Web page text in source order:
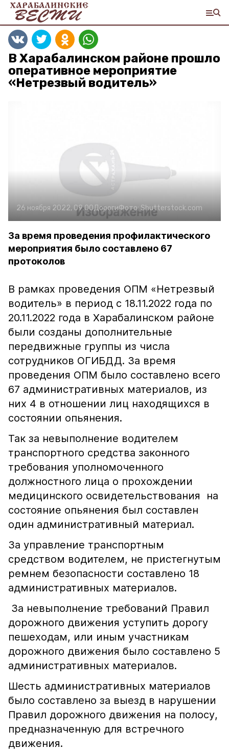
В Харабалинском районе прошло
оперативное мероприятие
«Нетрезвый водитель»
26 ноября 2022, 09:00ДорогиФото:Shutterstock.com
За время проведения профилактического
мероприятия было составлено 67
протоколов
В рамках проведения ОПМ «Нетрезвый
водитель» в период с 18.11.2022 года по
20.11.2022 года в Харабалинском районе
были созданы дополнительные
передвижные группы из числа
сотрудников ОГИБДД. За время
проведения ОПМ было составлено всего
67 административных материалов, из
них 4 в отношении лиц находящихся в
состоянии опьянения.
Так за невыполнение водителем
транспортного средства законного
требования уполномоченного
должностного лица о прохождении
медицинского освидетельствования на
состояние опьянения был составлен
один административный материал.
За управление транспортным
средством водителем, не пристегнутым
ремнем безопасности составлено 18
административных материалов.
За невыполнение требований Правил
дорожного движения уступить дорогу
пешеходам, или иным участникам
дорожного движения было составлено 5
административных материалов.
Шесть административных материалов
было составлено за выезд в нарушении
Правил дорожного движения на полосу,
предназначенную для встречного
движения.